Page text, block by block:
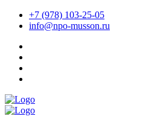
+7 (978) 103-25-05
info@npo-musson.ru